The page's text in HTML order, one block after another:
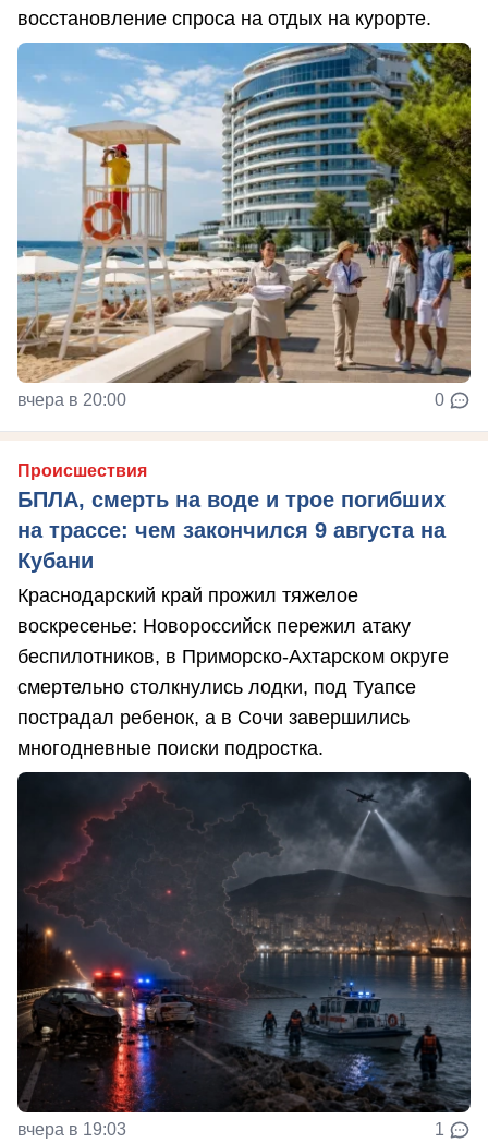
восстановление спроса на отдых на курорте.
вчера в 20:00 0
Происшествия
БПЛА, смерть на воде и трое погибших
на трассе: чем закончился 9 августа на
Кубани
Краснодарский край прожил тяжелое
воскресенье: Новороссийск пережил атаку
беспилотников, в Приморско-Ахтарском округе
смертельно столкнулись лодки, под Туапсе
пострадал ребенок, а в Сочи завершились
многодневные поиски подростка.
вчера в 19:03 1